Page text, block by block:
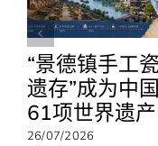
ANTOR
年
会
聚
焦
负
责
任
“景德镇手工
遗存”成为中
61项世界遗产
26/07/2026